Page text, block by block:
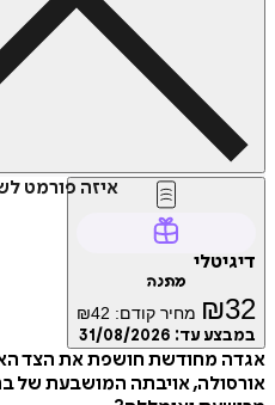
איזה פורמט לשלוח
₪ מחיר קודם: ₪42
עד:31/08/2026
מחודשת חושפת את הצד האפל
אויבתה המושבעת של בת